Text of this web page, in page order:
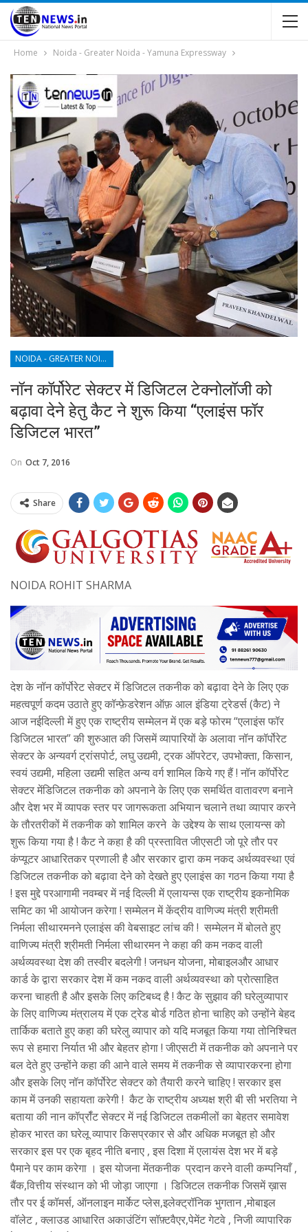
Home Noida - Greater Noida - Yamuna Expressway
NOIDA - GREATER NOIDA - YAMUNA EXPRESSWAY
नॉन कॉर्पोरेट सेक्टर में डिजिटल टेक्नोलॉजी को
बढ़ावा देने हेतु कैट ने शुरू किया “एलाइंस फॉर
डिजिटल भारत”
On Oct 7, 2016
Share
NOIDA ROHIT SHARMA
देश के नॉन कॉर्पोरेट सेक्टर में डिजिटल तकनीक को बढ़ावा देने के लिए एक
महत्वपूर्ण कदम उठाते हुए कॉन्फ़ेडरेशन ऑफ़ आल इंडिया ट्रेडर्स (कैट) ने
आज नईदिल्ली में हुए एक राष्ट्रीय सम्मेलन में एक बड़े फोरम “एलाइंस फॉर
डिजिटल भारत” की शुरुआत की जिसमें व्यापारियों के अलावा नॉन कॉर्पोरेट
सेक्टर के अन्यवर्ग ट्रांसपोर्ट, लघु उद्यमी, ट्रक ऑपरेटर, उपभोक्ता, किसान,
स्वयं उद्यमी, महिला उद्यमी सहित अन्य वर्ग शामिल किये गए हैं ! नॉन कॉर्पोरेट
सेक्टर मेंडिजिटल तकनीक को अपनाने के लिए एक समर्थित वातावरण बनाने
और देश भर में व्यापक स्तर पर जागरूकता अभियान चलाने तथा व्यापार करने
के तौरतरीकों में तकनीक को शामिल करने के उद्देश्य के साथ एलायन्स को
शुरू किया गया है ! कैट ने कहा है की प्रस्तावित जीएसटी जो पूरे तौर पर
कंप्यूटर आधारितकर प्रणाली है और सरकार द्वारा कम नकद अर्थव्यवस्था एवं
डिजिटल तकनीक को बढ़ावा देने को देखते हुए एलाइंस का गठन किया गया है
! इस मुद्दे परआगामी नवम्बर में नई दिल्ली में एलायन्स एक राष्ट्रीय इकनोमिक
समिट का भी आयोजन करेगा ! सम्मेलन में केंद्रीय वाणिज्य मंत्री श्रीमती
निर्मला सीथारमनने एलाइंस की वेबसाइट लांच की ! सम्मेलन में बोलते हुए
वाणिज्य मंत्री श्रीमती निर्मला सीथारमन ने कहा की कम नकद वाली
अर्थव्यवस्था देश की तस्वीर बदलेगी ! जनधन योजना, मोबाइलऔर आधार
कार्ड के द्वारा सरकार देश में कम नकद वाली अर्थव्यवस्था को प्रोत्साहित
करना चाहती है और इसके लिए कटिबध्द है ! कैट के सुझाव की घरेलुव्यापार
के लिए वाणिज्य मंत्रालय में एक ट्रेड बोर्ड गठित होना चाहिए को उन्होंने बेहद
तार्किक बताते हुए कहा की घरेलु व्यापार को यदि मजबूत किया गया तोनिश्चित
रूप से हमारा निर्यात भी और बेहतर होगा ! जीएसटी में तकनीक को अपनाने पर
बल देते हुए उन्होंने कहा की आने वाले समय में तकनीक से व्यापारकरना होगा
और इसके लिए नॉन कॉर्पोरेट सेक्टर को तैयारी करने चाहिए ! सरकार इस
काम में उनकी सहायता करेगी ! कैट के राष्ट्रीय अध्यक्ष श्री बी सी भरतिया ने
बताया की नान कॉर्प्रॉट सेक्टर में नई डिजिटल तकमीलों का बेहतर समावेश
होकर भारत का घरेलू व्यापार किसप्रकार से और अधिक मजबूत हो और
सरकार इस पर एक बृहद नीति बनाए , इस दिशा में एलायंस देश भर में बड़े
पैमाने पर काम करेगा । इस योजना मेंतकनीक प्रदान करने वाली कम्पनियाँ ,
बैंक,वित्तीय संस्थान को भी जोड़ा जाएगा । डिजिटल तकनीक जिसमें ख़ास
तौर पर ई कॉमर्स, ऑनलाइन मार्केट प्लेस,इलेक्ट्रॉनिक भुगतान ,मोबाइल
वॉलेट , क्लाउड आधारित अकाउंटिंग सॉफ़्टवैएर,पेमेंट गेटवे , निजी व्यापारिक